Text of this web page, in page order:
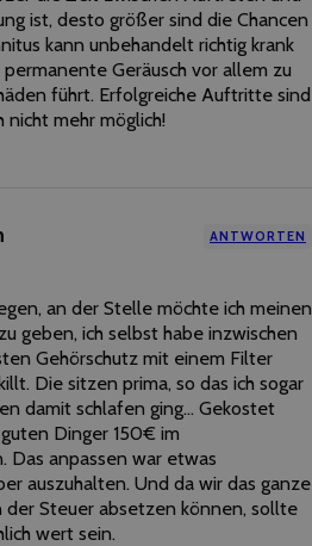
ist, desto größer sind die Chancen
kann unbehandelt richtig krank
permanente Geräusch vor allem zu
führt. Erfolgreiche Auftritte sind
nicht mehr möglich!
ANTWORTEN
an der Stelle möchte ich meinen
geben, ich selbst habe inzwischen
Gehörschutz mit einem Filter
Die sitzen prima, so das ich sogar
damit schlafen ging… Gekostet
Dinger 150€ im
Das anpassen war etwas
auszuhalten. Und da wir das ganze
Steuer absetzen können, sollte
wert sein.